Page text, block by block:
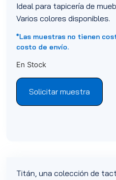
Ideal para tapicería de
Varios colores disponibles.
*Las muestras no tienen
costo de envío.
En Stock
Solicitar muestra
Titán, una colección de